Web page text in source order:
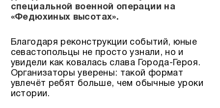
специальной военной операции на
«Федюхиных высотах».
Благодаря реконструкции событий, юные
севастопольцы не просто узнали, но и
увидели как ковалась слава Города-Героя.
Организаторы уверены: такой формат
увлечёт ребят больше, чем обычные уроки
истории.